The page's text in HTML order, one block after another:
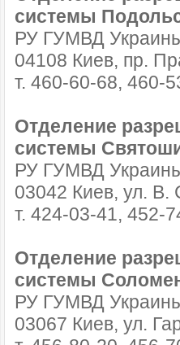
системы
РУ ГУМВД Украины
04108 Киев, пр.
т. 460-60-68, 460-
Отделение
системы
РУ ГУМВД Украины
03042 Киев, ул. В.
т. 424-03-41, 452-
Отделение
системы
РУ ГУМВД Украины
03067 Киев, ул.